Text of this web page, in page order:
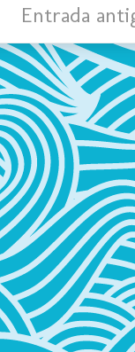
Entrada